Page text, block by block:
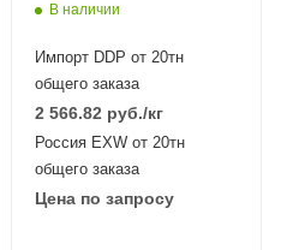
В наличии
Импорт DDP от 20тн
общего заказа
2 566.82 руб./кг
Россия EXW от 20тн
общего заказа
Цена по запросу